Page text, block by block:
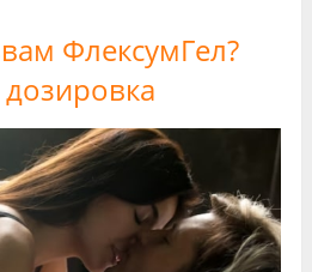
ФлексумГел?